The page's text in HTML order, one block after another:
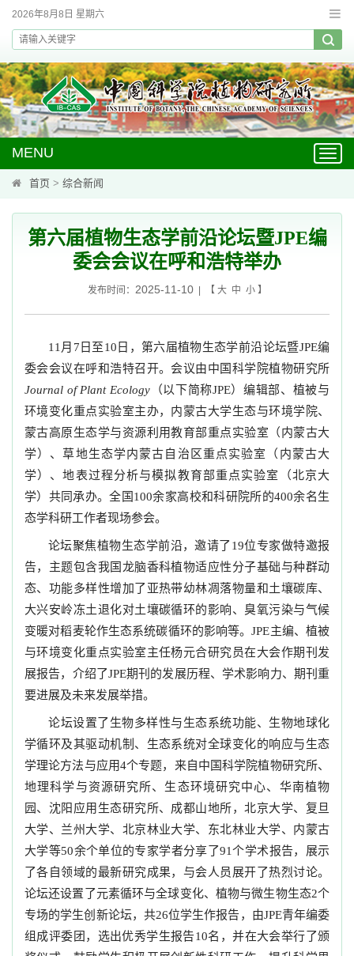
2026年8月8日 星期六
MENU
首页 > 综合新闻
第六届植物生态学前沿论坛暨JPE编
委会会议在呼和浩特举办
发布时间： 2025-11-10| 【 大 中 小】
11 月 7 日至10 日，第六届植物生态学前沿论坛暨JPE编
委会会议在呼和浩特召开。会议由中国科学院植物研究所
Journal of Plant Ecology（以下简称JPE）编辑部、植被与
环境变化重点实验室主办，内蒙古大学生态与环境学院、
蒙古高原生态学与资源利用教育部重点实验室（内蒙古大
学）、草地生态学内蒙古自治区重点实验室（内蒙古大
学）、地表过程分析与模拟教育部重点实验室（北京大
学）共同承办。全国100余家高校和科研院所的400余名生
态学科研工作者现场参会。
论坛聚焦植物生态学前沿，邀请了 19位专家做特邀报
告，主题包含我国龙脑香科植物适应性分子基础与种群动
态、功能多样性增加了亚热带幼林凋落物量和土壤碳库、
大兴安岭冻土退化对土壤碳循环的影响、臭氧污染与气候
变暖对稻麦轮作生态系统碳循环的影响等。JPE主编、植被
与环境变化重点实验室主任杨元合研究员在大会作期刊发
展报告，介绍了JPE期刊的发展历程、学术影响力、期刊重
要进展及未来发展举措。
论坛设置了生物多样性与生态系统功能、生物地球化
学循环及其驱动机制、生态系统对全球变化的响应与生态
学理论方法与应用4个专题，来自中国科学院植物研究所、
地理科学与资源研究所、生态环境研究中心、华南植物
园、沈阳应用生态研究所、成都山地所，北京大学、复旦
大学、兰州大学、北京林业大学、东北林业大学、内蒙古
大学等50余个单位的专家学者分享了91个学术报告，展示
了各自领域的最新研究成果，与会人员展开了热烈讨论。
论坛还设置了元素循环与全球变化、植物与微生物生态2个
专场的学生创新论坛，共26位学生作报告，由JPE青年编委
组成评委团，选出优秀学生报告10名，并在大会举行了颁